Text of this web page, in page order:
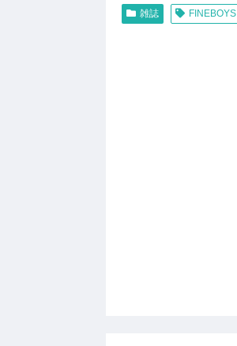
雑誌 FINEBOYS